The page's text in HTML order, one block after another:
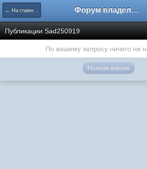
← На главную Форум владельцев интернет-магазинов
Публикации Sad250919
По вашему запросу ничего не
Полная версия